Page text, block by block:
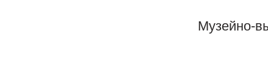
Музейно-